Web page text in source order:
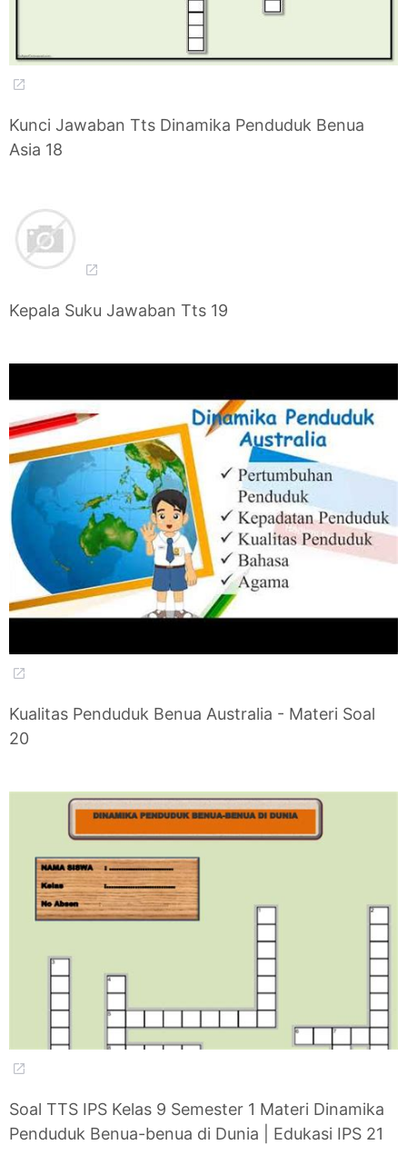
Kunci Jawaban Tts Dinamika Penduduk Benua
Asia 18
Kepala Suku Jawaban Tts 19
Kualitas Penduduk Benua Australia - Materi Soal
20
Soal TTS IPS Kelas 9 Semester 1 Materi Dinamika
Penduduk Benua-benua di Dunia | Edukasi IPS 21